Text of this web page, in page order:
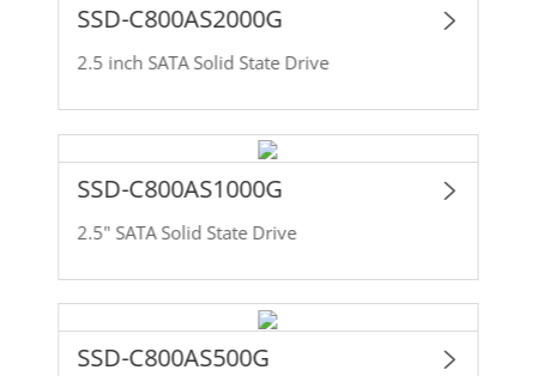
SSD-C800AS2000G
2.5 inch SATA Solid State Drive
SSD-C800AS1000G
2.5" SATA Solid State Drive
SSD-C800AS500G